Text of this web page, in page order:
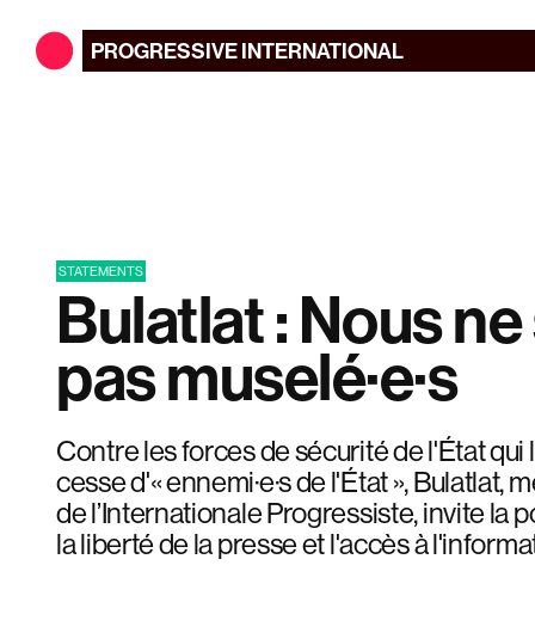
PROGRESSIVEINTERNATIONAL
STATEMENTS
Bulatlat : Nous
pas muselé·e·s
Contre les forces de sécurité de l'État qui
cesse d'« ennemi·e·s de l'État », Bulatlat,
de l’Internationale Progressiste, invite la
la liberté de la presse et l'accès à